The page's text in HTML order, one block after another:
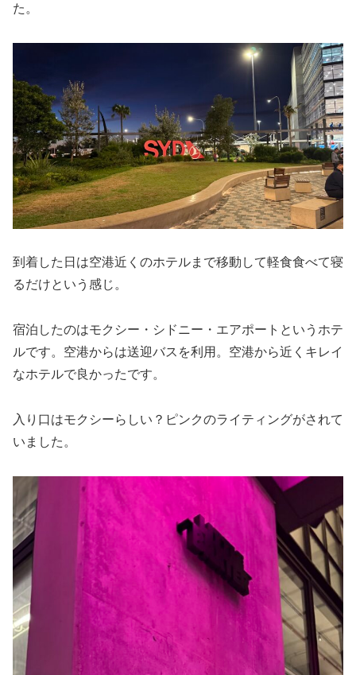
た。
到着した日は空港近くのホテルまで移動して軽食食べて寝
るだけという感じ。
宿泊したのはモクシー・シドニー・エアポートというホテ
ルです。空港からは送迎バスを利用。空港から近くキレイ
なホテルで良かったです。
入り口はモクシーらしい？ピンクのライティングがされて
いました。